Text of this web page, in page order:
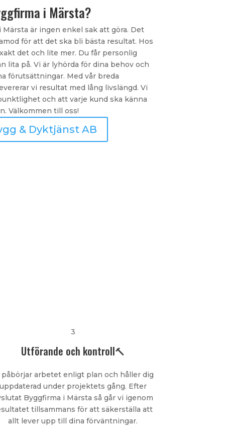
i Märsta?
är ingen enkel sak att göra. Det
för att det ska bli bästa resultat. Hos
det och lite mer. Du får personlig
lita på. Vi är lyhörda för dina behov och
förutsättningar. Med vår breda
vi resultat med lång livslängd. Vi
och att varje kund ska känna
Välkommen till oss!
& Dyktjänst AB
3
Utförande och kontroll🔨
påbörjar arbetet enligt plan och håller dig
uppdaterad under projektets gång. Efter
Byggfirma i Märsta så går vi igenom
tillsammans för att säkerställa att
allt lever upp till dina förväntningar.